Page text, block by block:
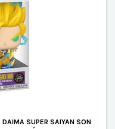
DAIMA SUPER SAIYAN SON